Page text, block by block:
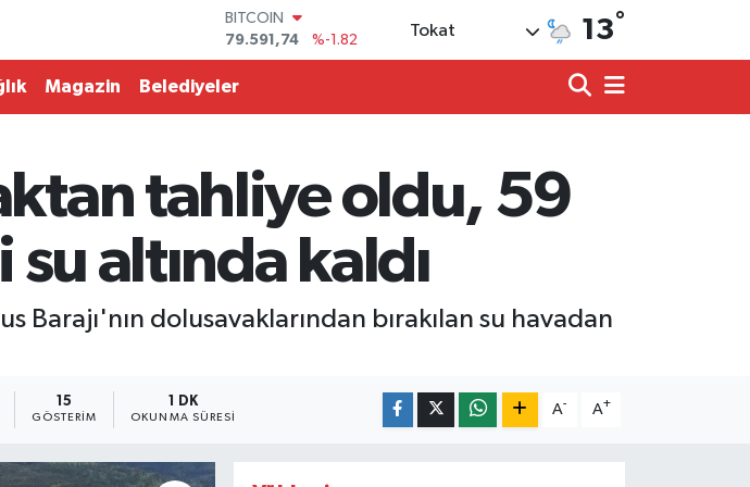
BITCOIN
79.591,74
%-1.82
DOLAR
45,43620
61,60380
G.ALTIN
6862,09000
%0.19
BİST100
14.598,00
%0
Tokat 13°
Magazin Belediyeler
tahliye oldu, 59
altında kaldı
dolusavaklarından bırakılan su havadan
15
GÖSTERIM
1 DK
OKUNMA SÜRESI
A- A+